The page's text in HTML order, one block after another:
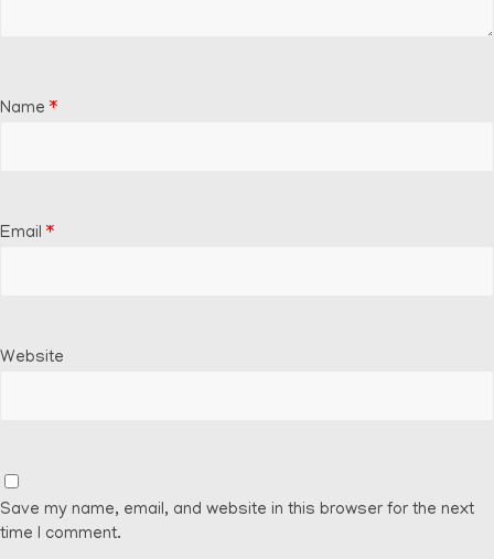
Name *
Email *
Website
Save my name, email, and website in this browser for the next
time I comment.